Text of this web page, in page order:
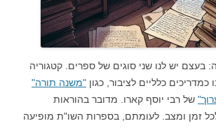
בעצם יש לנו שני סוגים של ספרים. קטגוריה
כלליים לציבור, כגון "משנה תורה"
של רבי יוסף קארו. מדובר בהוראות
זמן ומצב. לעומתם, בספרות השו"ת מופיעה